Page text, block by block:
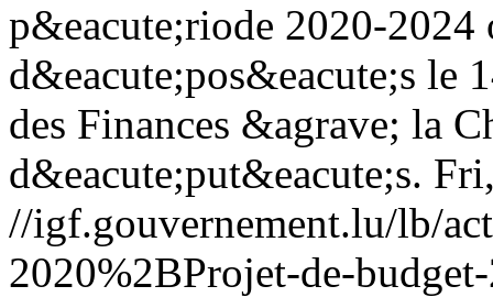
p&eacute;riode 2020-2024
d&eacute;pos&eacute;s le
des Finances &agrave; la
d&eacute;put&eacute;s.
//igf.gouvernement.lu/lb/
2020%2BProjet-de-